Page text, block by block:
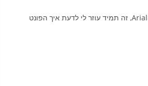
כדאי לתת שם לפונט שיתאר את מטרתו, למשל ScoreFont, או תיאור של הפונט עצמו, למשל ArialBold12, זה תמיד עוזר לי לדעת איך הפונט